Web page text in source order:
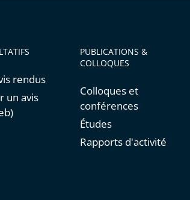
rendus
un avis
PUBLICATIONS &
COLLOQUES
Colloques et
conférences
Études
Rapports d'activité